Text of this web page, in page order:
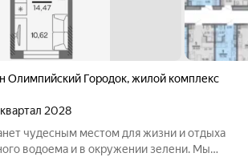
Олимпийский Городок,жилой комплекс
квартал 2028
чудесным местом для жизни и отдыха
водоема и в окружении зелени. Мы